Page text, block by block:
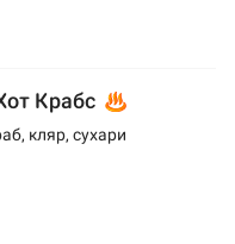
Крабс
кляр, сухари